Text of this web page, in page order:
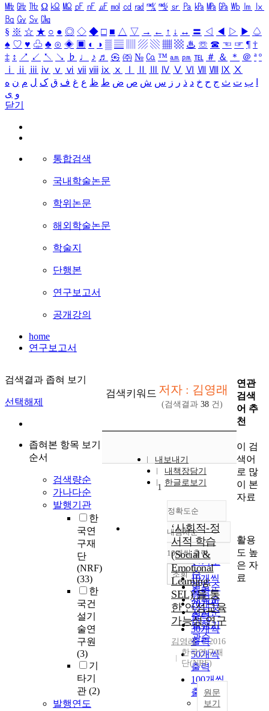
㎒ ㎓ ㎔ Ω ㏀ ㏁ ㎊ ㎋ ㎌ ㏖ ㏅ ㎭ ㎮ ㎯ ㏛ ㎩ ㎪ ㎫ ㎬ ㏝ ㏐
㏓
㏃ ㏉ ㏜ ㏆
§ ※ ☆ ★ ○ ● ◎ ◇ ◆ □ ■ △ ▽ → ← ↑ ↓ ↔ 〓 ◁ ◀ ▷ ▶ ♤
♠ ♡ ♥ ♧ ♣ ⊙ ◈ ▣ ◐ ◑ ▒ ▤ ▨ ▧ ▦ ▩ ♨ ☏ ☎ ☜ ☞ ¶ †
‡ ↕ ↗ ↙ ↖ ↘ ♭ ♩ ♪ ♬ ㉿ ㈜ № ㏇ ™ ㏂ ㏘ ℡ ＃ ＆ ＊ ＠ ª º
ⅰ
ⅱ ⅲ ⅳ ⅴ ⅵ ⅶ ⅷ ⅸ ⅹ Ⅳ Ⅴ Ⅵ Ⅶ Ⅷ Ⅸ Ⅹ
ب ت ث ج ح خ د ذ ر ز س ش ص ض ط ظ ع غ ف ق ک ل م ن ه
و ی
닫기
통합검색
국내학술논문
학위논문
해외학술논문
학술지
단행본
연구보고서
공개강의
home
연구보고서
검색결과 좁혀 보기
선택해제
좁혀본 항목 보기
순서
검색량순
가나다순
발행기관
한
국연
구재
단
(NRF)
(33)
한
국건
설기
술연
구원
(3)
기
타기
관 (2)
발행연도
검색키워드 저자 : 김영래
(검색결과 38 건)
내보내기
내책장담기
한글로보기
정확도순
정확도
순
인기도
순
연도순
제목순
저자순
발행기
관순
내림차순
내림차순
10개씩 출력
10개씩
출력
20개씩
출력
30개씩
출력
50개씩
출력
100개씩
출력
조회
1
‘사회적-정
서적 학습
(Social &
Emotional
Learning:
SEL)’을 통
한 인성교육
가능성 연구
김영래
2016
한국연구재
단(NRF)
원문
보기
연관
검색
어 추
천
이 검
색어
로 많
이 본
자료
활용
도 높
은 자
료